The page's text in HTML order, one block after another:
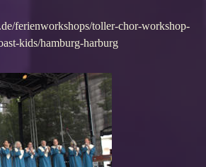
ferienworkshops/toller-chor-workshop-
kids/hamburg-harburg